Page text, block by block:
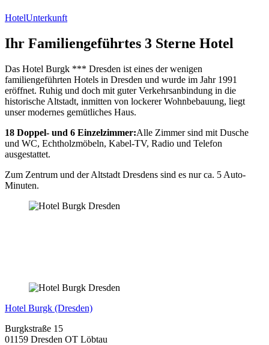
HotelUnterkunft
Ihr Familiengeführtes 3 Sterne Hotel
Das Hotel Burgk *** Dresden ist eines der wenigen
familiengeführten Hotels in Dresden und wurde im Jahr 1991
eröffnet. Ruhig und doch mit guter Verkehrsanbindung in die
historische Altstadt, inmitten von lockerer Wohnbebauung, liegt
unser modernes gemütliches Haus.
18 Doppel- und 6 Einzelzimmer:Alle Zimmer sind mit Dusche
und WC, Echtholzmöbeln, Kabel-TV, Radio und Telefon
ausgestattet.
Zum Zentrum und der Altstadt Dresdens sind es nur ca. 5 Auto-
Minuten.
Hotel Burgk (Dresden)
Burgkstraße 15
01159 Dresden OT Löbtau